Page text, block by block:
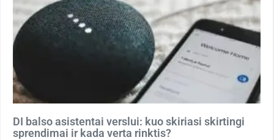
DI balso asistentai verslui: kuo skiriasi skirtingi
sprendimai ir kada verta rinktis?